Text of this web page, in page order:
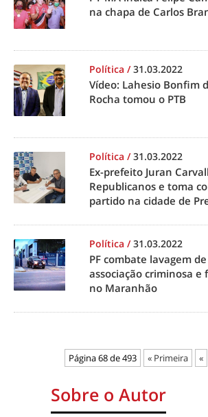
na chapa de Carlos
Política /31.03.2022
Vídeo: Lahesio Bonfim
Rocha tomou o PTB
Política /31.03.2022
Ex-prefeito Juran
Republicanos e toma
partido na cidade de
Política /31.03.2022
PF combate lavagem
associação criminosa
no Maranhão
Página 68 de 493 « Primeira «
Sobre o Autor